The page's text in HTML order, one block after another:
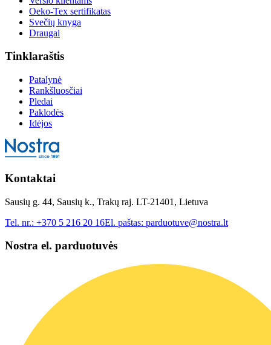
Oeko-Tex sertifikatas
Svečių knyga
Draugai
Tinklaraštis
Patalynė
Rankšluosčiai
Pledai
Paklodės
Idėjos
Kontaktai
Sausių g. 44, Sausių k., Trakų raj. LT-21401, Lietuva
Tel. nr.: +370 5 216 20 16El. paštas: parduotuve@nostra.lt
Nostra el. parduotuvės